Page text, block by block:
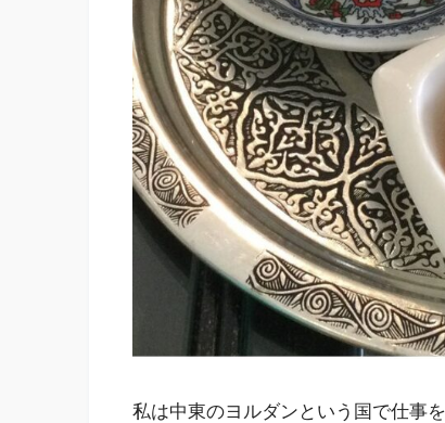
私は中東のヨルダンという国で仕事